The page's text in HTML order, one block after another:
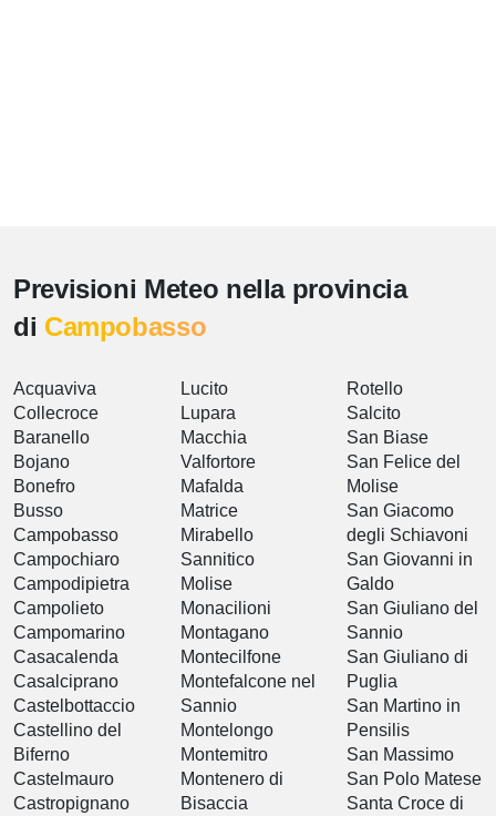
Previsioni Meteo nella provincia
di Campobasso
Acquaviva
Collecroce
Baranello
Bojano
Bonefro
Busso
Campobasso
Campochiaro
Campodipietra
Campolieto
Campomarino
Casacalenda
Casalciprano
Castelbottaccio
Castellino del
Biferno
Castelmauro
Castropignano
Lucito
Lupara
Macchia
Valfortore
Mafalda
Matrice
Mirabello
Sannitico
Molise
Monacilioni
Montagano
Montecilfone
Montefalcone nel
Sannio
Montelongo
Montemitro
Montenero di
Bisaccia
Rotello
Salcito
San Biase
San Felice del
Molise
San Giacomo
degli Schiavoni
San Giovanni in
Galdo
San Giuliano del
Sannio
San Giuliano di
Puglia
San Martino in
Pensilis
San Massimo
San Polo Matese
Santa Croce di